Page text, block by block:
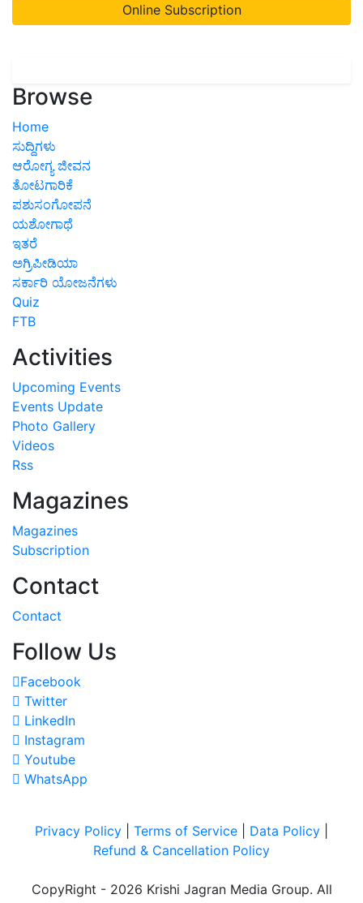
Online Subscription
Browse
Home
ಸುದ್ದಿಗಳು
ಆರೋಗ್ಯ ಜೀವನ
ತೋಟಗಾರಿಕೆ
ಪಶುಸಂಗೋಪನೆ
ಯಶೋಗಾಥೆ
ಇತರೆ
ಅಗ್ರಿಪೀಡಿಯಾ
ಸರ್ಕಾರಿ ಯೋಜನೆಗಳು
Quiz
FTB
Activities
Upcoming Events
Events Update
Photo Gallery
Videos
Rss
Magazines
Magazines
Subscription
Contact
Contact
Follow Us
Facebook
Twitter
LinkedIn
Instagram
Youtube
WhatsApp
Privacy Policy Terms of Service Data Policy
Refund & Cancellation Policy
CopyRight - 2026 Krishi Jagran Media Group. All